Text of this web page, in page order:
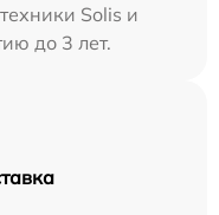
Solis и
до 3 лет.